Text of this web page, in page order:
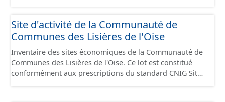
conformément aux prescriptions du standard CNIG Sites
Économiques. Ce lot ne contient pas la référence aux
delà des prescriptions du CNIG se limitant aux SCI.
Site d'activité de la Communauté de
Communes des Lisières de l'Oise
Inventaire des sites économiques de la Communauté de
Communes des Lisières de l'Oise. Ce lot est constitué
conformément aux prescriptions du standard CNIG Sites